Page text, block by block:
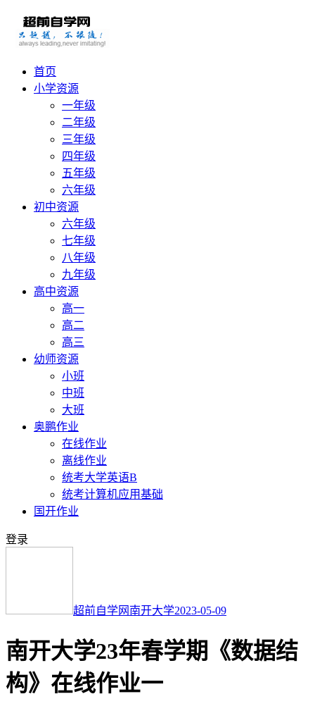
首页
小学资源
一年级
二年级
三年级
四年级
五年级
六年级
初中资源
六年级
七年级
八年级
九年级
高中资源
高一
高二
高三
幼师资源
小班
中班
大班
奥鹏作业
在线作业
离线作业
统考大学英语B
统考计算机应用基础
国开作业
登录
超前自学网 南开大学2023-05-09
南开大学23年春学期《数据结
构》在线作业一